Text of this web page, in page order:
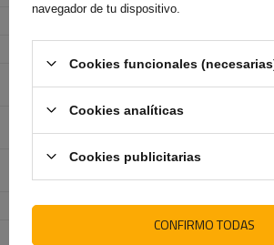
Distancia de montaje
de la llanta
Agujero central de la
llanta
min. 57 mm
Desplazamiento de la
llanta (ET)
27 - 45 mm
Perfil del eje
hexagonal de 71 mm
hexagonal con
navegador de tu dispositivo.
Cookies funcionales
Cookies analíticas
Cookies publicitarias
CONFIRMO TODAS